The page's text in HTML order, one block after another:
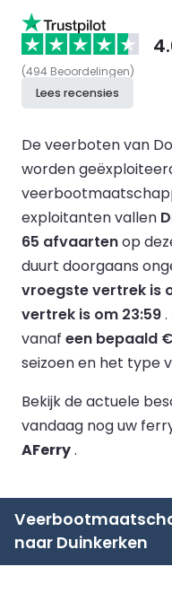
(494 Beoordelingen)
Lees recensies
De veerboten van
worden
exploitanten vallen
65 afvaartenop
duurt doorgaans
vroegste vertrek is
vertrek is om 23:59.
vanaf een bepaald €
seizoen en het type
Bekijk de actuele
vandaag nog uw
AFerry.
naar Duinkerken